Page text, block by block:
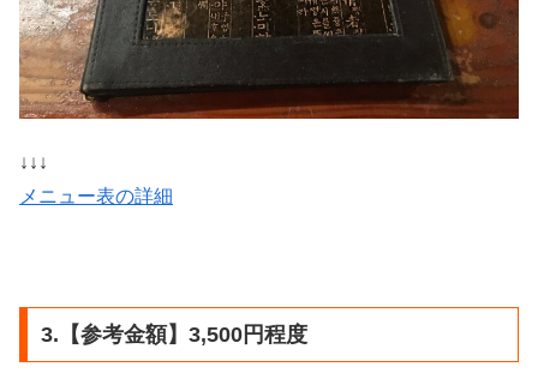
↓↓↓
メニュー表の詳細
3.【参考金額】3,500円程度